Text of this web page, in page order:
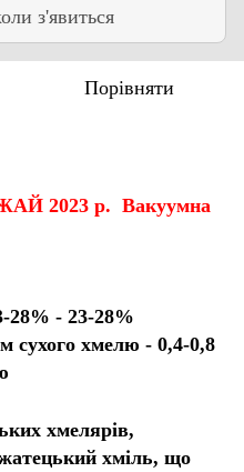
з'явиться
Порівняти
2023 р. Вакуумна
28% - 23-28%
сухого хмелю - 0,4-0,8
хмелярів,
хміль, що